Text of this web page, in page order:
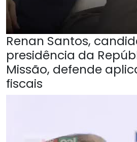
Renan Santos,
presidência da
Missão, defende
fiscais